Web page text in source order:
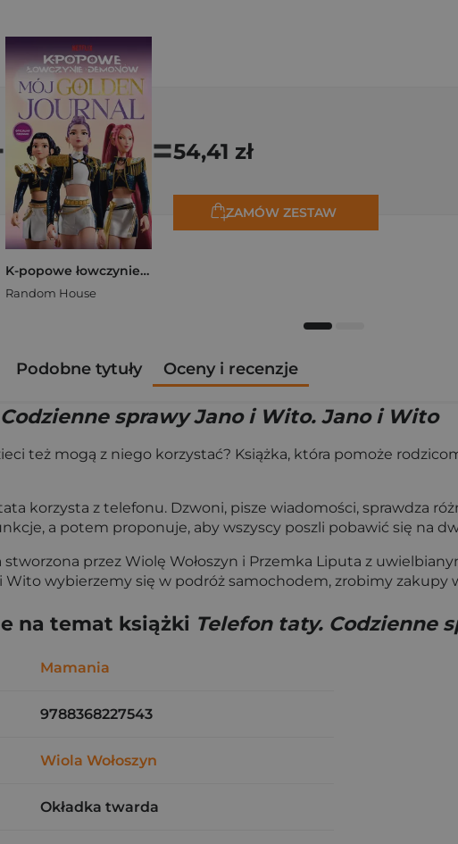
K-popowe łowczynie demonów. Mój golden journal. Oficjalny dziennik
Random House
=54,41 zł
ZAMÓW ZESTAW
Podobne tytuły Oceny i recenzje
sprawy Jano i Wito. Jano i Wito
też mogą z niego korzystać? Książka, która pomoże
korzysta z telefonu. Dzwoni, pisze wiadomości, sprawdza
a potem proponuje, aby wszyscy poszli pobawić się na
stworzona przez Wiolę Wołoszyn i Przemka Liputa z
Wito wybierzemy się w podróż samochodem, zrobimy
na temat książki Telefon taty. Codzienne
Mamania
9788368227543
Wiola Wołoszyn
Okładka twarda